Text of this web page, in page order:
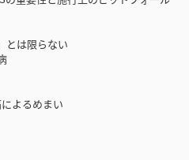
とは限らない
よるめまい